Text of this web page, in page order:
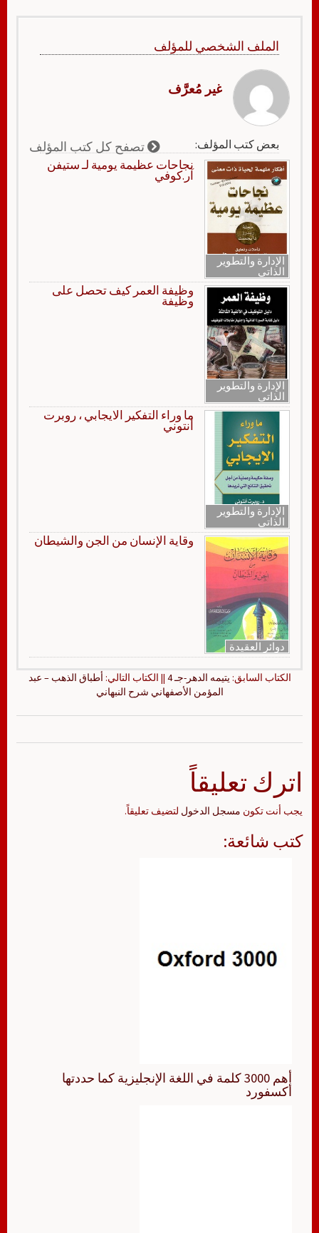
الملف الشخصي للمؤلف
غير مُعرَّف
بعض كتب المؤلف: تصفح كل كتب المؤلف
الإدارة والتطوير
الذاتي
نجاحات عظيمة يومية لـ ستيفن
آر.كوفي
الإدارة والتطوير
الذاتي
وظيفة العمر كيف تحصل على
وظيفة
الإدارة والتطوير
الذاتي
ما وراء التفكير الايجابي ، روبرت
أنتوني
دوائر العقيدة
وقاية الإنسان من الجن والشيطان
الكتاب السابق: يتيمه الدهر-جـ 4 || الكتاب التالي: أطباق الذهب – عبد
المؤمن الأصفهاني شرح النبهاني
اترك تعليقاً
يجب أنت تكون مسجل الدخول لتضيف تعليقاً.
كتب شائعة:
أهم 3000 كلمة في اللغة الإنجليزية كما حددتها
أكسفورد